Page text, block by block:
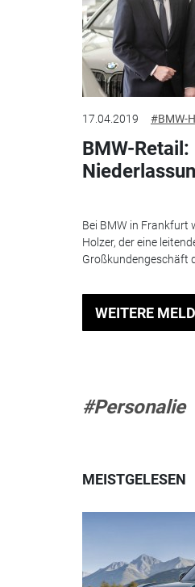
17.04.2019 #BMW-
BMW-
Bei BMW in Frankfurt
Holzer, der eine
Großkundengeschäft
WEITERE
#Personalie
MEISTGELESEN